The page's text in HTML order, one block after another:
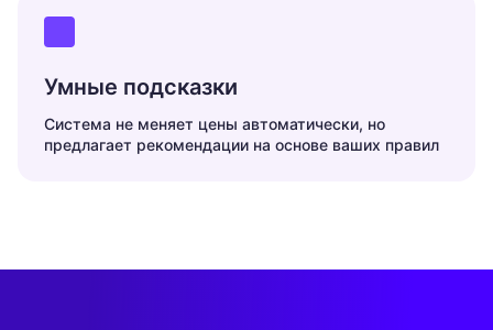
Умные подсказки
Система не меняет цены автоматически, но
предлагает рекомендации на основе ваших правил